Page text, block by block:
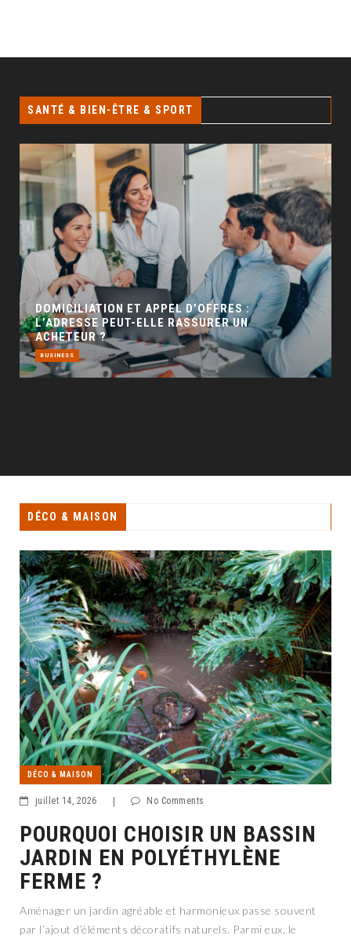
SANTÉ & BIEN-ÊTRE & SPORT
GÉO SEO : UN LEVIER INCONTOURNABLE POUR
LA VISIBILITÉ LOCALE
BUSINESS
DÉCO & MAISON
DÉCO & MAISON
juillet 14, 2026 No Comments
POURQUOI CHOISIR UN BASSIN
JARDIN EN POLYÉTHYLÈNE
FERME ?
Aménager un jardin agréable et harmonieux passe souvent
par l’ajout d’éléments décoratifs naturels. Parmi eux, le